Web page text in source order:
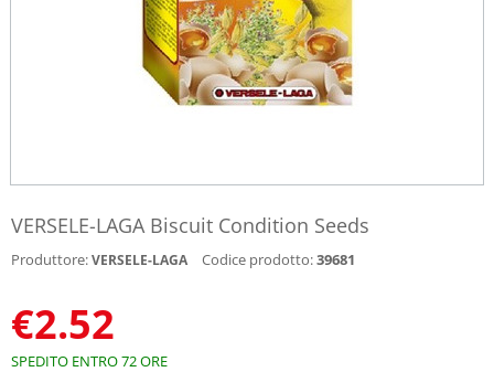
VERSELE-LAGA Biscuit Condition Seeds
Produttore:VERSELE-LAGA Codice prodotto:39681
€2.52
SPEDITO ENTRO 72 ORE